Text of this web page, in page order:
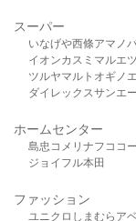
スーパー
いなげや西條アマノ
イオンカスミ マルエツ
ツルヤマルト オギノ
ダイレックスサンエー
ホームセンター
島忠 コメリ ナフコ コ
ジョイフル本田
ファッション
ユニクロ しまむら ア